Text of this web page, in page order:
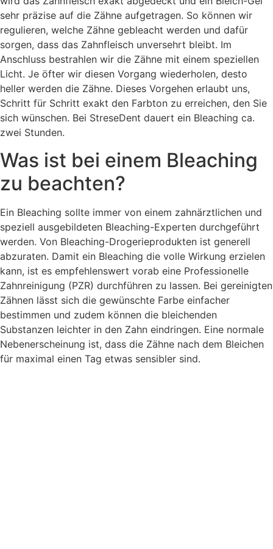
sehr präzise auf die Zähne aufgetragen. So können wir
regulieren, welche Zähne gebleacht werden und dafür
sorgen, dass das Zahnfleisch unversehrt bleibt. Im
Anschluss bestrahlen wir die Zähne mit einem speziellen
Licht. Je öfter wir diesen Vorgang wiederholen, desto
heller werden die Zähne. Dieses Vorgehen erlaubt uns,
Schritt für Schritt exakt den Farbton zu erreichen, den Sie
sich wünschen. Bei StreseDent dauert ein Bleaching ca.
zwei Stunden.
Was ist bei einem Bleaching
zu beachten?
Ein Bleaching sollte immer von einem zahnärztlichen und
speziell ausgebildeten Bleaching-Experten durchgeführt
werden. Von Bleaching-Drogerieprodukten ist generell
abzuraten. Damit ein Bleaching die volle Wirkung erzielen
kann, ist es empfehlenswert vorab eine Professionelle
Zahnreinigung (PZR) durchführen zu lassen. Bei gereinigten
Zähnen lässt sich die gewünschte Farbe einfacher
bestimmen und zudem können die bleichenden
Substanzen leichter in den Zahn eindringen. Eine normale
Nebenerscheinung ist, dass die Zähne nach dem Bleichen
für maximal einen Tag etwas sensibler sind.